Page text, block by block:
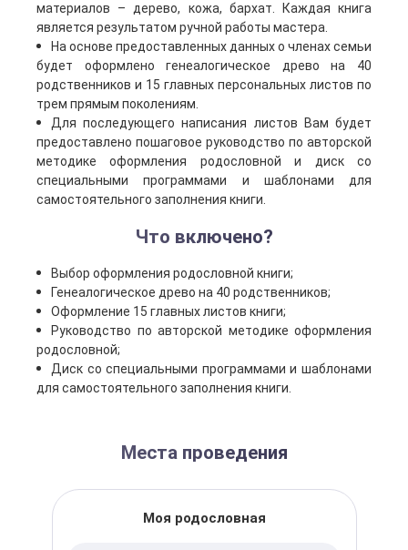
материалов – дерево, кожа, бархат. Каждая книга
является результатом ручной работы мастера.
На основе предоставленных данных о членах семьи
будет оформлено генеалогическое древо на 40
родственников и 15 главных персональных листов по
трем прямым поколениям.
Для последующего написания листов Вам будет
предоставлено пошаговое руководство по авторской
методике оформления родословной и диск со
специальными программами и шаблонами для
самостоятельного заполнения книги.
Что включено?
Выбор оформления родословной книги;
Генеалогическое древо на 40 родственников;
Оформление 15 главных листов книги;
Руководство по авторской методике оформления
родословной;
Диск со специальными программами и шаблонами
для самостоятельного заполнения книги.
Места проведения
Моя родословная